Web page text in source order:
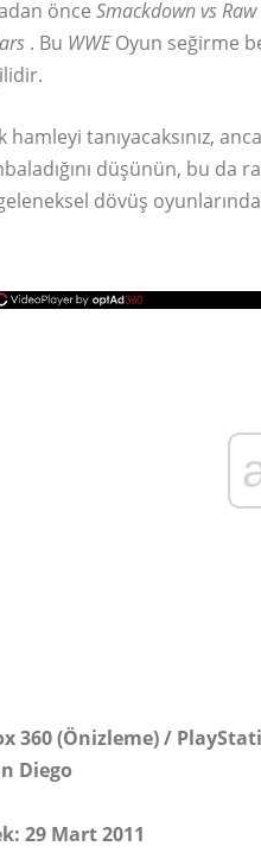
önce Smackdown vs Raw
. Bu WWEOyun seğirme
tanıyacaksınız,
düşünün, bu da
dövüş
360 (Önizleme) /
Diego
29 Mart 2011